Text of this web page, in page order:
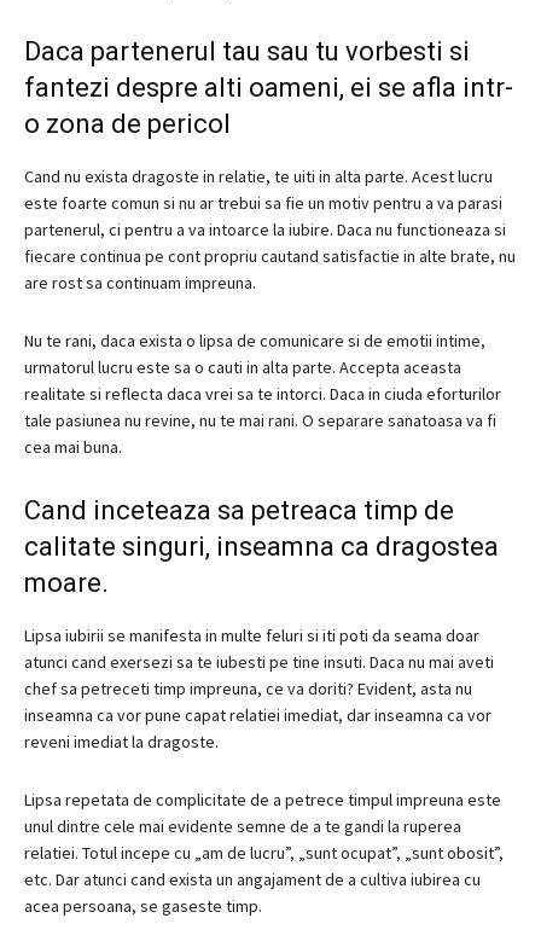
Daca partenerul tau sau tu vorbesti si
fantezi despre alti oameni, ei se afla intr-
o zona de pericol
Cand nu exista dragoste in relatie, te uiti in alta parte. Acest lucru
este foarte comun si nu ar trebui sa fie un motiv pentru a va parasi
partenerul, ci pentru a va intoarce la iubire. Daca nu functioneaza si
fiecare continua pe cont propriu cautand satisfactie in alte brate, nu
are rost sa continuam impreuna.
Nu te rani, daca exista o lipsa de comunicare si de emotii intime,
urmatorul lucru este sa o cauti in alta parte. Accepta aceasta
realitate si reflecta daca vrei sa te intorci. Daca in ciuda eforturilor
tale pasiunea nu revine, nu te mai rani. O separare sanatoasa va fi
cea mai buna.
Cand inceteaza sa petreaca timp de
calitate singuri, inseamna ca dragostea
moare.
Lipsa iubirii se manifesta in multe feluri si iti poti da seama doar
atunci cand exersezi sa te iubesti pe tine insuti. Daca nu mai aveti
chef sa petreceti timp impreuna, ce va doriti? Evident, asta nu
inseamna ca vor pune capat relatiei imediat, dar inseamna ca vor
reveni imediat la dragoste.
Lipsa repetata de complicitate de a petrece timpul impreuna este
unul dintre cele mai evidente semne de a te gandi la ruperea
relatiei. Totul incepe cu „am de lucru”, „sunt ocupat”, „sunt obosit”,
etc. Dar atunci cand exista un angajament de a cultiva iubirea cu
acea persoana, se gaseste timp.